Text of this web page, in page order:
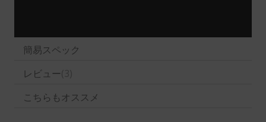
簡易スペック
レビュー
こちらもオススメ